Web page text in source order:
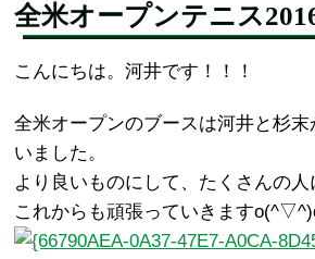
全米オープンテニス
こんにちは。河井です！！！
全米オープンのブースは河井と杉末
いました。
より良いものにして、たくさんの人
これからも頑張っていきます